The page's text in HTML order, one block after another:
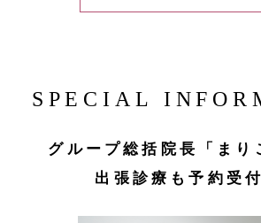
SPECIAL
グループ総括院長「まり
出張診療も予約受付